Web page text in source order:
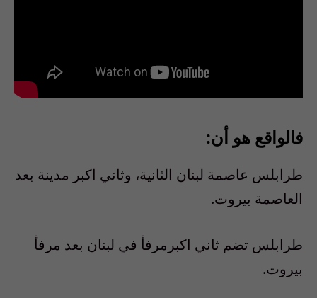
فالواقع هو أن:
طرابلس عاصمة لبنان الثانية، وثاني اكبر مدينة بعد
العاصمة بيروت.
طرابلس تضم ثاني اكبرمرفأ في لبنان بعد مرفأ
بيروت.